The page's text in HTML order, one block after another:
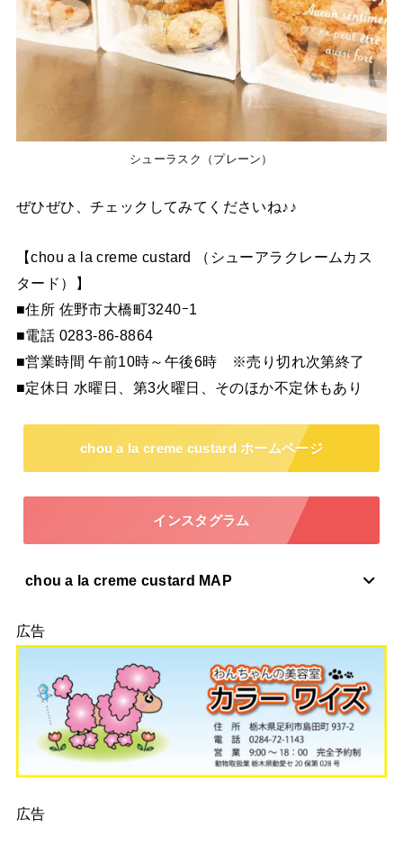
シューラスク（プレーン）
ぜひぜひ、チェックしてみてくださいね♪♪
【chou a la creme custard （シューアラクレームカス
タード）】
■住所 佐野市大橋町3240ｰ1
■電話 0283-86-8864
■営業時間 午前10時～午後6時 ※売り切れ次第終了
■定休日 水曜日、第3火曜日、そのほか不定休もあり
chou a la creme custard ホームページ
インスタグラム
chou a la creme custard MAP
広告
広告